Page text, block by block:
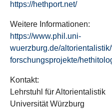
https://hethport.net/
Weitere Informationen:
https://www.phil.uni-
wuerzburg.de/
forschungsprojekte/
Kontakt:
Lehrstuhl für Altorientalistik
Universität Würzburg